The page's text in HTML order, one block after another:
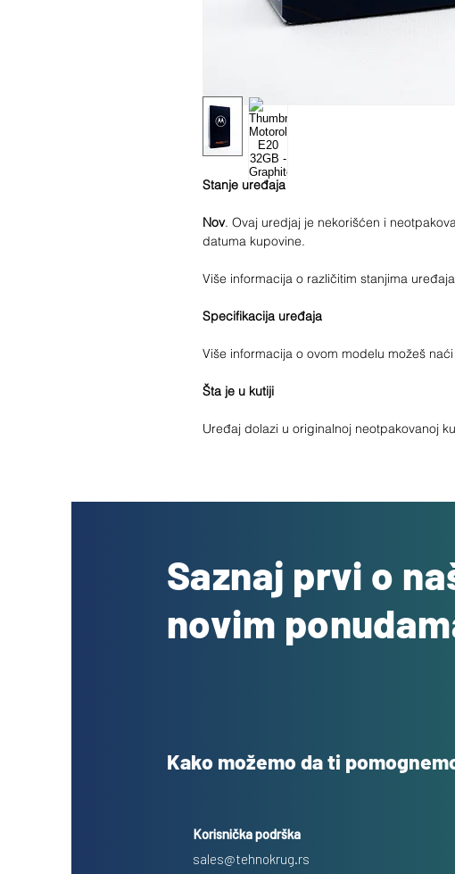
Stanje uređaja
Nov. Ovaj uredjaj je nekorišćen i
datuma kupovine.
Više informacija o različitim stanjima
Specifikacija uređaja
Više informacija o ovom modelu možeš naći
Šta je u kutiji
Uređaj dolazi u originalnoj neotpakovanoj
Saznaj prvi o
novim
Kako možemo da ti
Korisnička podrška
sales@tehnokrug.rs